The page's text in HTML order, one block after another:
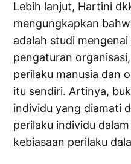
Lebih lanjut, Hartini
mengungkapkan
adalah studi
pengaturan
perilaku manusia dan
itu sendiri. Artinya,
individu yang diamati
perilaku individu
kebiasaan perilaku